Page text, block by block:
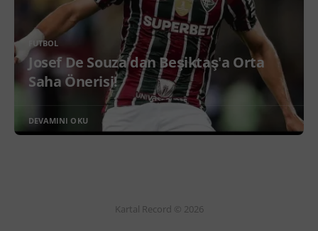
FUTBOL
Josef De Souza'dan Beşiktaş'a Orta
Saha Önerisi!
DEVAMINI OKU
Kartal Record © 2026